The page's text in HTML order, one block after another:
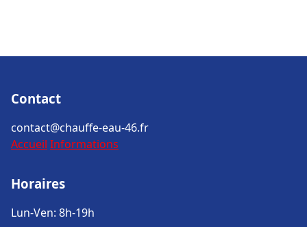
Contact
contact@chauffe-eau-46.fr
Accueil Informations
Horaires
Lun-Ven: 8h-19h